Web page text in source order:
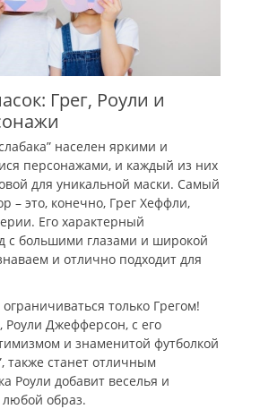
Грег, Роули и
населен яркими и
персонажами, и каждый из них
для уникальной маски. Самый
– это, конечно, Грег Хеффли,
Его характерный
с большими глазами и широкой
и отлично подходит для
только Грегом!
Роули Джефферсон, с его
и знаменитой футболкой
также станет отличным
Роули добавит веселья и
любой образ.